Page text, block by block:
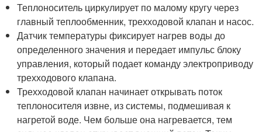
Теплоноситель циркулирует по малому кругу через
главный теплообменник, трехходовой клапан и насос.
Датчик температуры фиксирует нагрев воды до
определенного значения и передает импульс блоку
управления, который подает команду электроприводу
трехходового клапана.
Трехходовой клапан начинает открывать поток
теплоносителя извне, из системы, подмешивая к
нагретой воде. Чем больше она нагревается, тем